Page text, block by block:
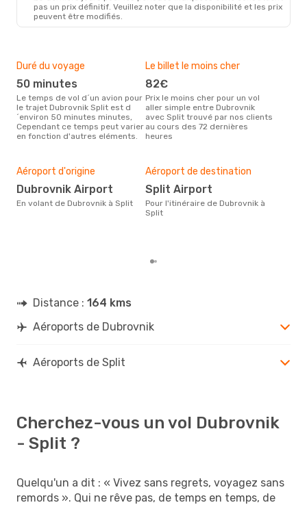
DBV- SPU
Austrian Airlines1 Escale
SPU- DBV
pas un prix définitif. Veuillez noter que la disponibilité et les prix
peuvent être modifiés.
Duré du voyage
50 minutes
Le temps de vol d´un avion pour
le trajet Dubrovnik Split est d
´environ 50 minutes minutes,
Cependant ce temps peut varier
en fonction d'autres eléments.
Le billet le moins cher
82€
Prix le moins cher pour un vol
aller simple entre Dubrovnik
avec Split trouvé par nos clients
au cours des 72 dernières
heures
Aéroport d'origine
Dubrovnik Airport
En volant de Dubrovnik à Split
Aéroport de destination
Split Airport
Pour l'itinéraire de Dubrovnik à
Split
Distance : 164 kms
Aéroports de Dubrovnik
Aéroports de Split
Cherchez-vous un vol Dubrovnik
- Split ?
Quelqu'un a dit : « Vivez sans regrets, voyagez sans
remords ». Qui ne rêve pas, de temps en temps, de